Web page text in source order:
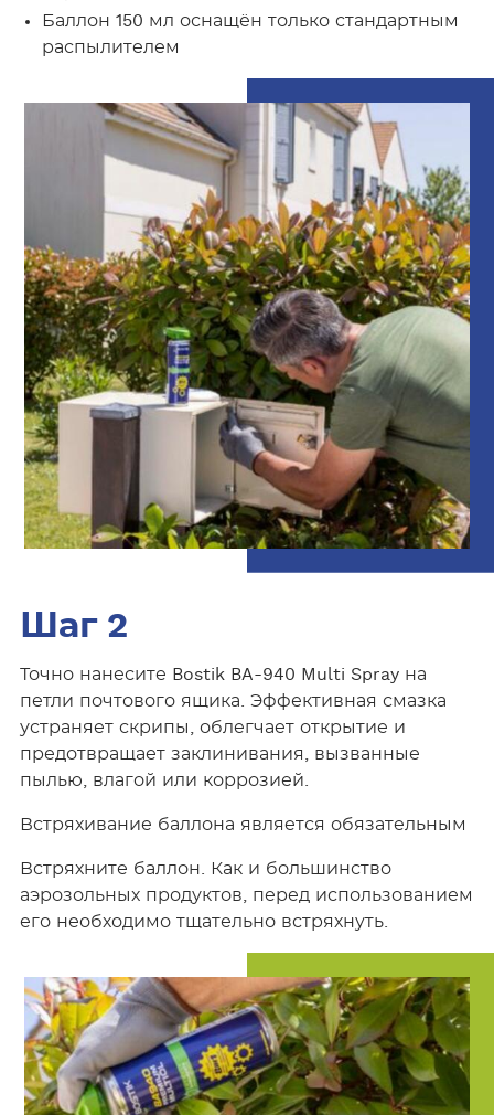
Баллон 150 мл оснащён только стандартным
распылителем
Шаг 2
Точно нанесите Bostik BA-940 Multi Spray на
петли почтового ящика. Эффективная смазка
устраняет скрипы, облегчает открытие и
предотвращает заклинивания, вызванные
пылью, влагой или коррозией.
Встряхивание баллона является обязательным
Встряхните баллон. Как и большинство
аэрозольных продуктов, перед использованием
его необходимо тщательно встряхнуть.